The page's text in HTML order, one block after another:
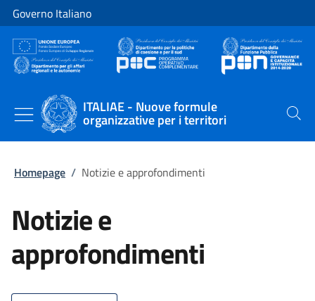
Vai al contenuto
Vai alla navigazione del sito
Governo Italiano
ITALIAE - Nuove formule
organizzative per i territori Cerca
Homepage / Notizie e approfondimenti
Notizie e
approfondimenti